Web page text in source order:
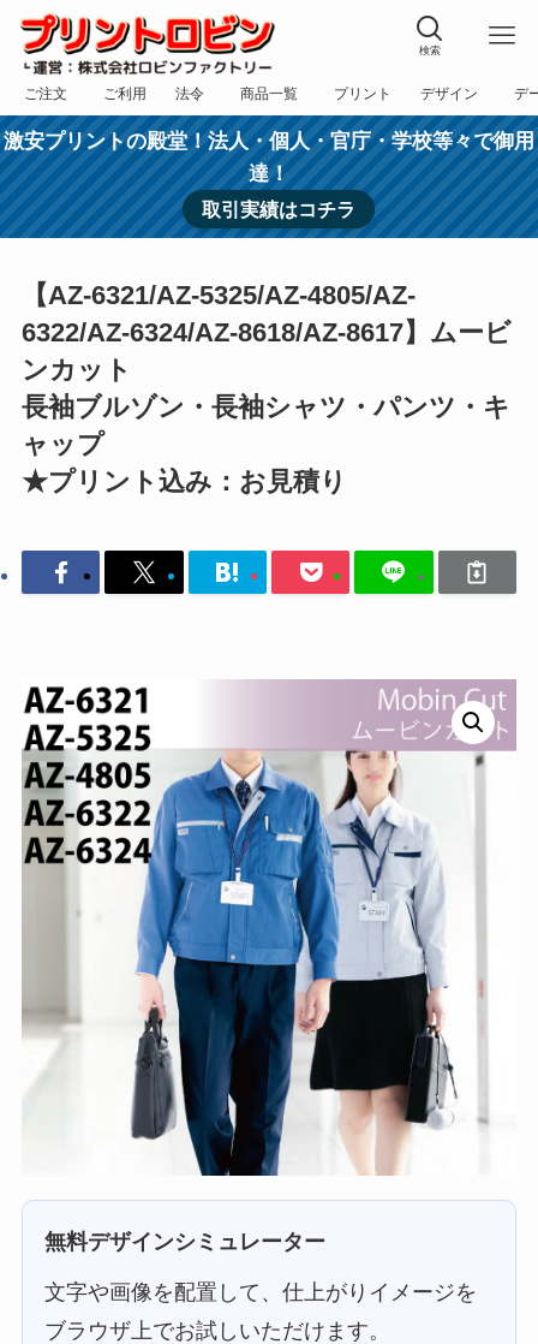
検索
ご注文
フォーム
ご利用
規約
法令
表記
商品一覧
カテゴリー
プリント
方法
デザイン
依頼
デ
入
激安プリントの殿堂！法人・個人・官庁・学校等々で御用
達！
取引実績はコチラ
【AZ-6321/AZ-5325/AZ-4805/AZ-
6322/AZ-6324/AZ-8618/AZ-8617】ムービ
ンカット
長袖ブルゾン・長袖シャツ・パンツ・キ
ャップ
★プリント込み：お見積り
無料デザインシミュレーター
文字や画像を配置して、仕上がりイメージを
ブラウザ上でお試しいただけます。